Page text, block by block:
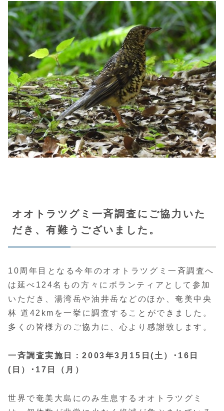
オオトラツグミ一斉調査にご協力 いた
だき、有難うございました。
10周年目となる今年のオオトラツグミ一斉調査へ
は延べ124名もの方々にボランティアとして参加
いただき、湯湾岳や油井岳などのほか、奄美中央
林 道42kmを一挙に調査することができました。
多くの皆様方のご協力に、心より感謝致します。
一斉調査実施日：2003年3月15日(土）･16日
(日）･17日（月）
世界で奄美大島にのみ生息するオオトラツグミ